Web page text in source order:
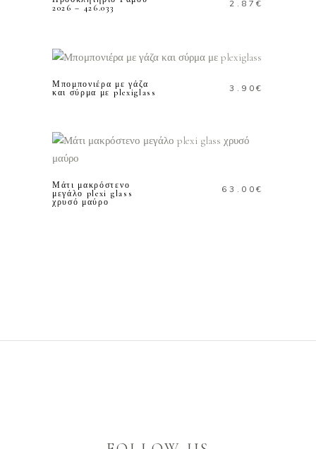
2026 – 426.033
2.87€
Μπομπονιέρα με γάζα
και σύρμα με plexiglass
3.90€
ΠΡΟΣΘΗΚΗ ΣΤΟ
Μάτι μακρόστενο
μεγάλο plexi glass
χρυσό μαύρο
63.00€